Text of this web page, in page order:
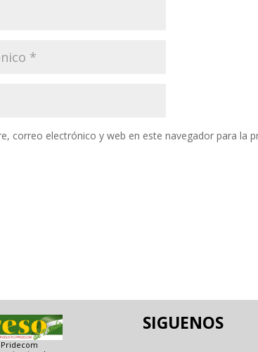
correo electrónico y web en este navegador para la
SIGUENOS